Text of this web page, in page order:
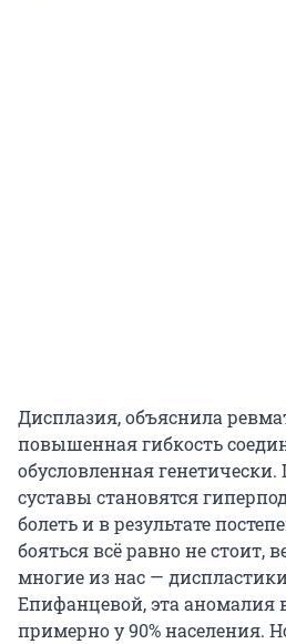
Дисплазия, объяснила
повышенная гибкость
обусловленная
суставы становятся
болеть и в результате
бояться всё равно не стоит,
многие из нас —
Епифанцевой, эта аномалия
примерно у 90% населения.